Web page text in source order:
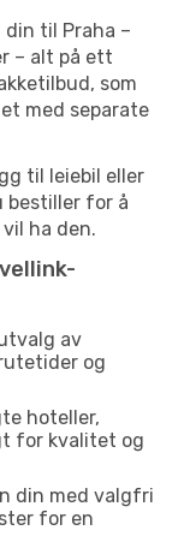
til Praha –
– alt på ett
som
med separate
til leiebil eller
bestiller for å
ha den.
av
og
hoteller,
for kvalitet og
din med valgfri
for en